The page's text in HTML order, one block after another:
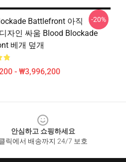
Battlefront 아직
자인 싸움 Blood Blockade
베개 덮개
- ₩3,996,200
-20%
안심하고 쇼핑하세요
릭에서 배송까지 24/7 보호